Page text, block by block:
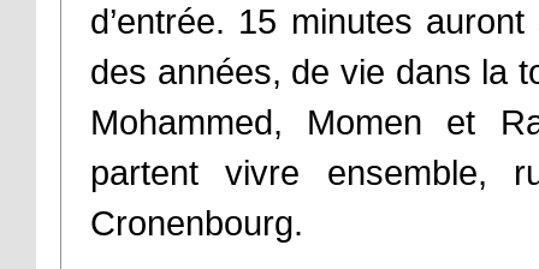
d’entrée. 15 minutes
des années, de vie dans la
Mohammed, Momen et
partent vivre ensemble,
Cronenbourg.